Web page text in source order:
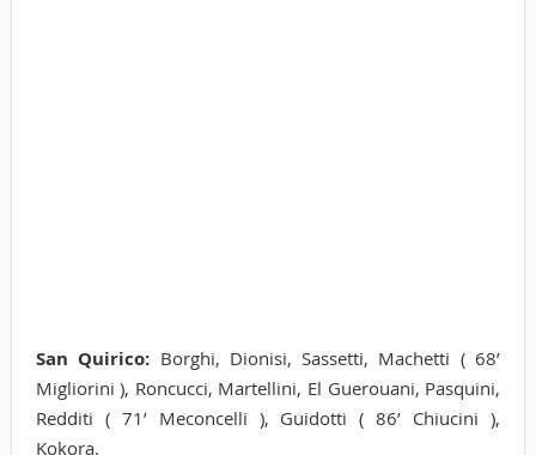
San Quirico: Borghi, Dionisi, Sassetti, Machetti ( 68’
Migliorini ), Roncucci, Martellini, El Guerouani, Pasquini,
Redditi ( 71’ Meconcelli ), Guidotti ( 86’ Chiucini ),
Kokora.